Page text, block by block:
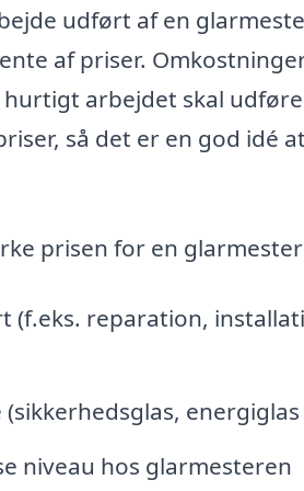
udført af en
af priser.
arbejdet skal
så det er en god idé
prisen for en
(f.eks. reparation,
energiglas
niveau hos glarmesteren